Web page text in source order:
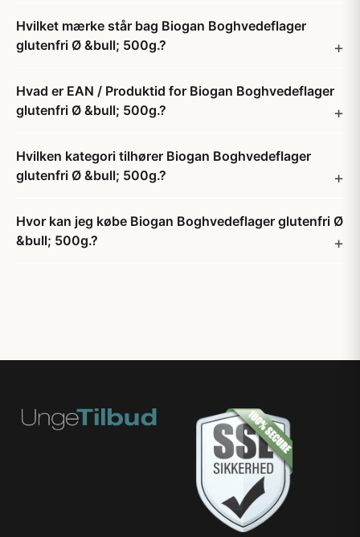
Hvilket mærke står bag Biogan Boghvedeflager
glutenfri Ø &bull; 500g.?
Hvad er EAN / Produktid for Biogan Boghvedeflager
glutenfri Ø &bull; 500g.?
Hvilken kategori tilhører Biogan Boghvedeflager
glutenfri Ø &bull; 500g.?
Hvor kan jeg købe Biogan Boghvedeflager glutenfri Ø
&bull; 500g.?